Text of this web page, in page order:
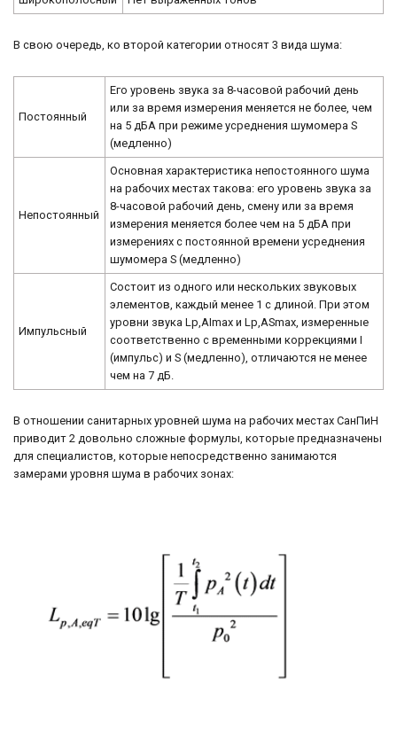
В свою очередь, ко второй категории относят 3 вида шума:
Постоянный
Его уровень звука за 8-часовой рабочий день
или за время измерения меняется не более, чем
на 5 дБА при режиме усреднения шумомера S
(медленно)
Непостоянный
Основная характеристика непостоянного шума
на рабочих местах такова: его уровень звука за
8-часовой рабочий день, смену или за время
измерения меняется более чем на 5 дБА при
измерениях с постоянной времени усреднения
шумомера S (медленно)
Импульсный
Состоит из одного или нескольких звуковых
элементов, каждый менее 1 с длиной. При этом
уровни звука Lp,AImax и Lp,ASmax, измеренные
соответственно с временными коррекциями I
(импульс) и S (медленно), отличаются не менее
чем на 7 дБ.
В отношении санитарных уровней шума на рабочих местах СанПиН
приводит 2 довольно сложные формулы, которые предназначены
для специалистов, которые непосредственно занимаются
замерами уровня шума в рабочих зонах: